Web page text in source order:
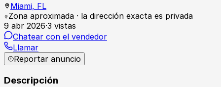
Miami, FL
Zona aproximada · la dirección exacta es privada
9 abr 2026·3 vistas
Chatear con el vendedor
Llamar
Reportar anuncio
Descripción